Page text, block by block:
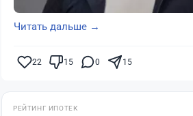
Читать дальше →
22 15 0 15
РЕЙТИНГ ИПОТЕК